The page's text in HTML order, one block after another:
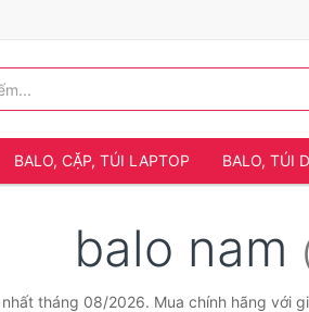
BALO, CẶP, TÚI LAPTOP BALO, TÚI
balo nam
tháng 08/2026. Mua chính hãng với